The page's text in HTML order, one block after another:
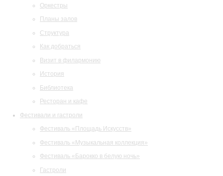
Оркестры
Планы залов
Структура
Как добраться
Визит в филармонию
История
Библиотека
Ресторан и кафе
Фестивали и гастроли
Фестиваль «Площадь Искусств»
Фестиваль «Музыкальная коллекция»
Фестиваль «Барокко в белую ночь»
Гастроли